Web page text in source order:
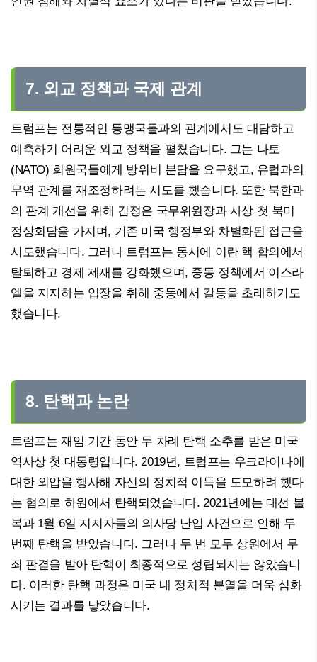
7. 외교 정책과 국제 관계
트럼프는 전통적인 동맹국들과의 관계에서도 대담하고
예측하기 어려운 외교 정책을 펼쳤습니다. 그는 나토
(NATO) 회원국들에게 방위비 분담을 요구했고, 유럽과의
무역 관계를 재조정하려는 시도를 했습니다. 또한 북한과
의 관계 개선을 위해 김정은 국무위원장과 사상 첫 북미
정상회담을 가지며, 기존 미국 행정부와 차별화된 접근을
시도했습니다. 그러나 트럼프는 동시에 이란 핵 합의에서
탈퇴하고 경제 제재를 강화했으며, 중동 정책에서 이스라
엘을 지지하는 입장을 취해 중동에서 갈등을 초래하기도
했습니다.
8. 탄핵과 논란
트럼프는 재임 기간 동안 두 차례 탄핵 소추를 받은 미국
역사상 첫 대통령입니다. 2019년, 트럼프는 우크라이나에
대한 외압을 행사해 자신의 정치적 이득을 도모하려 했다
는 혐의로 하원에서 탄핵되었습니다. 2021년에는 대선 불
복과 1월 6일 지지자들의 의사당 난입 사건으로 인해 두
번째 탄핵을 받았습니다. 그러나 두 번 모두 상원에서 무
죄 판결을 받아 탄핵이 최종적으로 성립되지는 않았습니
다. 이러한 탄핵 과정은 미국 내 정치적 분열을 더욱 심화
시키는 결과를 낳았습니다.